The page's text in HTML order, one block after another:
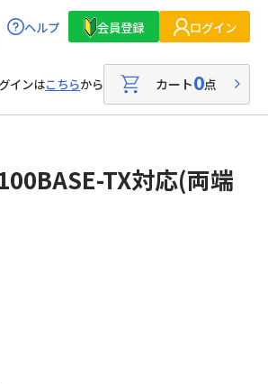
ヘルプ 会員登録 ログイン
インはこちらから カート0点
TX対応(両端